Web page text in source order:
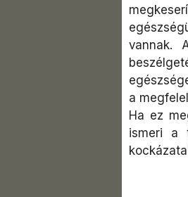
vannak.
a
Ha ez
ismeri a